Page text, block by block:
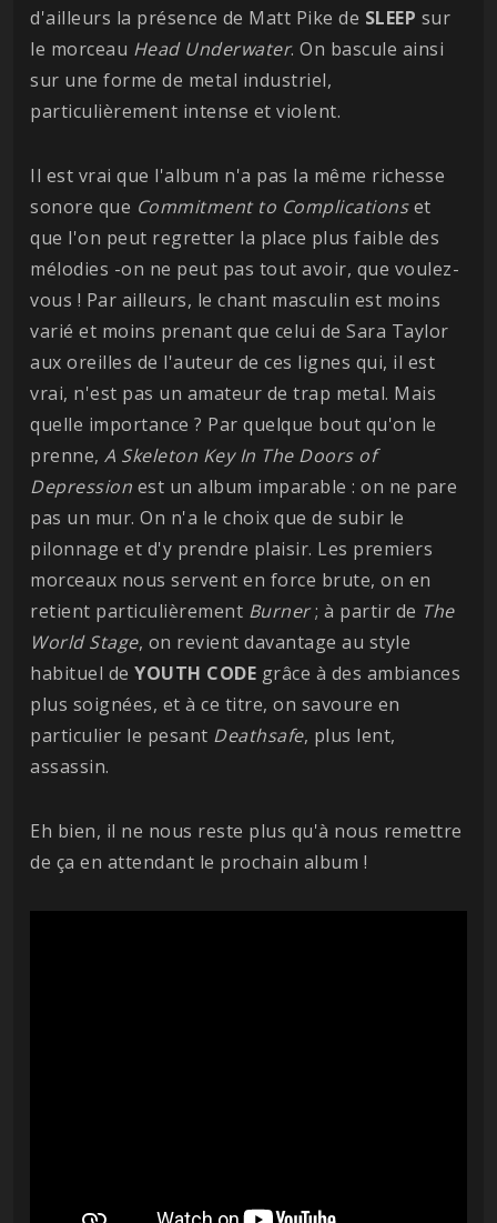
d'ailleurs la présence de Matt Pike de SLEEP sur
le morceau Head Underwater. On bascule ainsi
sur une forme de metal industriel,
particulièrement intense et violent.
Il est vrai que l'album n'a pas la même richesse
sonore que Commitment to Complicationset
que l'on peut regretter la place plus faible des
mélodies -on ne peut pas tout avoir, que voulez-
vous ! Par ailleurs, le chant masculin est moins
varié et moins prenant que celui de Sara Taylor
aux oreilles de l'auteur de ces lignes qui, il est
vrai, n'est pas un amateur de trap metal. Mais
quelle importance ? Par quelque bout qu'on le
prenne, A Skeleton Key In The Doors of
Depression est un album imparable : on ne pare
pas un mur. On n'a le choix que de subir le
pilonnage et d'y prendre plaisir. Les premiers
morceaux nous servent en force brute, on en
retient particulièrement Burner; à partir de The
World Stage, on revient davantage au style
habituel de YOUTH CODE grâce à des ambiances
plus soignées, et à ce titre, on savoure en
particulier le pesant Deathsafe, plus lent,
assassin.
Eh bien, il ne nous reste plus qu'à nous remettre
de ça en attendant le prochain album !